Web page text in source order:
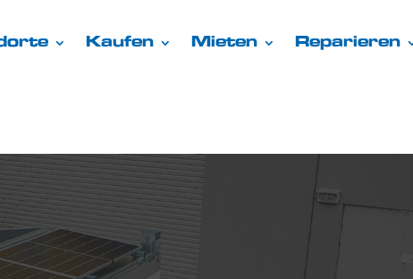
Kaufen Mieten Reparieren